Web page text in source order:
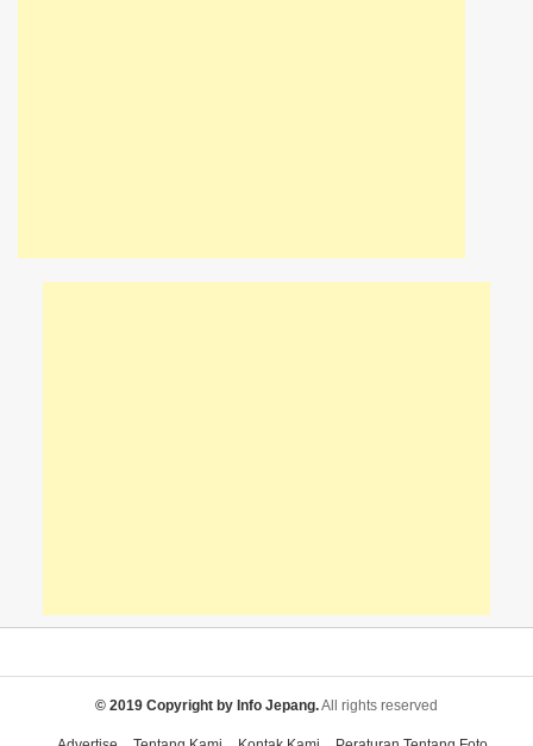
© 2019 Copyright by Info Jepang.All rights reserved